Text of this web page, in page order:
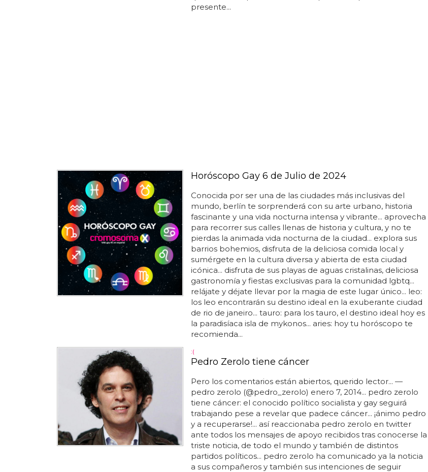
presente...
Horóscopo Gay 6 de Julio de 2024
Conocida por ser una de las ciudades más inclusivas del
mundo, berlín te sorprenderá con su arte urbano, historia
fascinante y una vida nocturna intensa y vibrante... aprovecha
para recorrer sus calles llenas de historia y cultura, y no te
pierdas la animada vida nocturna de la ciudad... explora sus
barrios bohemios, disfruta de la deliciosa comida local y
sumérgete en la cultura diversa y abierta de esta ciudad
icónica... disfruta de sus playas de aguas cristalinas, deliciosa
gastronomía y fiestas exclusivas para la comunidad lgbtq...
relájate y déjate llevar por la magia de este lugar único... leo:
los leo encontrarán su destino ideal en la exuberante ciudad
de rio de janeiro... tauro: para los tauro, el destino ideal hoy es
la paradisíaca isla de mykonos... aries: hoy tu horóscopo te
recomienda...
:(
Pedro Zerolo tiene cáncer
Pero los comentarios están abiertos, querido lector... —
pedro zerolo (@pedro_zerolo) enero 7, 2014... pedro zerolo
tiene cáncer: el conocido político socialista y gay seguirá
trabajando pese a revelar que padece cáncer... ¡ánimo pedro
y a recuperarse!... así reaccionaba pedro zerolo en twitter
ante todos los mensajes de apoyo recibidos tras conocerse la
triste noticia, de todo el mundo y también de distintos
partidos políticos... pedro zerolo ha comunicado ya la noticia
a sus compañeros y también sus intenciones de seguir